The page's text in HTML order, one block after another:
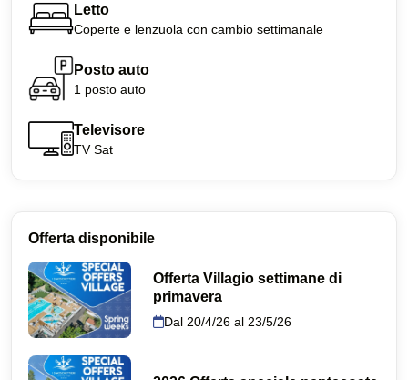
Letto
Coperte e lenzuola con cambio settimanale
Posto auto
1 posto auto
Televisore
TV Sat
Offerta disponibile
Offerta Villagio settimane di
primavera
Dal 20/4/26 al 23/5/26